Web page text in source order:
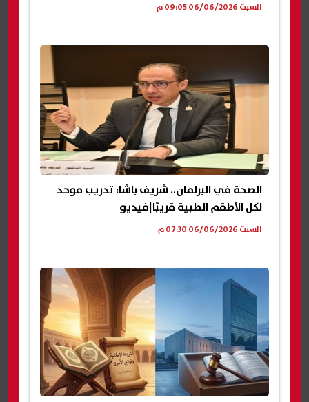
السبت 06/06/2026 09:05 م
الصحة في البرلمان.. شريف باشا: تدريب موحد
لكل الأطقم الطبية قريبًا|فيديو
السبت 06/06/2026 07:30 م